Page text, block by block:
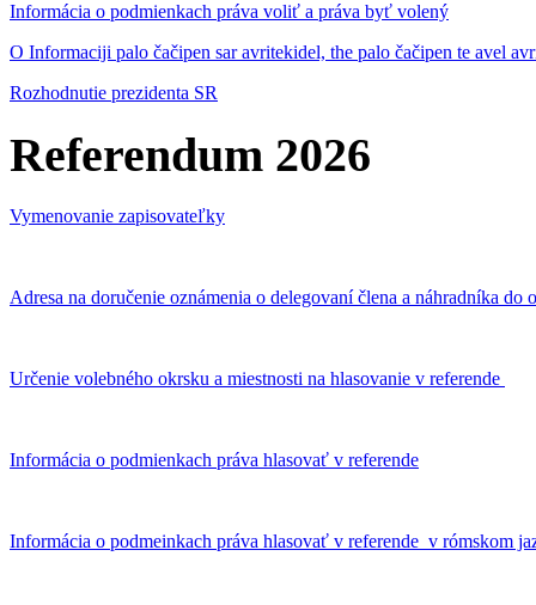
Informácia o podmienkach práva voliť a práva byť volený
O Informaciji palo čačipen sar avritekidel, the palo čačipen te avel
Rozhodnutie prezidenta SR
Referendum 2026
Vymenovanie zapisovateľky
Adresa na doručenie oznámenia o delegovaní člena a náhradníka
Určenie volebného okrsku a miestnosti na hlasovanie v referende
Informácia o podmienkach práva hlasovať v referende
Informácia o podmeinkach práva hlasovať v referende v rómskom